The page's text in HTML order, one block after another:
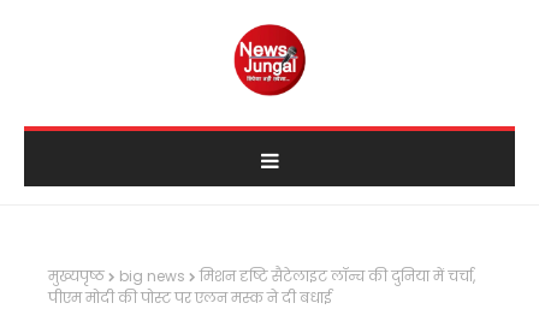
मुख्यपृष्ठ big news
मिशन दृष्टि सैटेलाइट लॉन्च की दुनिया में चर्चा,
पीएम मोदी की पोस्ट पर एलन मस्क ने दी बधाई